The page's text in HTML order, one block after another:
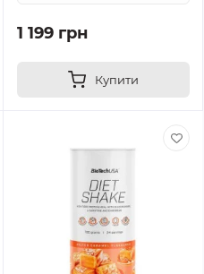
1 199 грн
Купити